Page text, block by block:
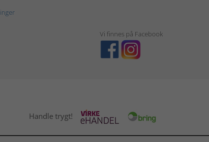
Vi finnes på Facebook
Handle trygt!